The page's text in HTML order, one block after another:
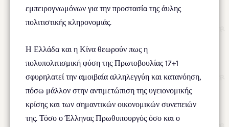
εμπειρογνωμόνων για την προστασία της άυλης
πολιτιστικής κληρονομιάς.
Η Ελλάδα και η Κίνα θεωρούν πως η
πολυπολιτισμική φύση της Πρωτοβουλίας 17+1
σφυρηλατεί την αμοιβαία αλληλεγγύη και κατανόηση,
πόσω μάλλον στην αντιμετώπιση της υγειονομικής
κρίσης και των σημαντικών οικονομικών συνεπειών
της. Τόσο ο Έλληνας Πρωθυπουργός όσο και ο